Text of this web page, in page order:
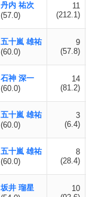
丹内 祐次
(57.0)
11
(212.1)
五十嵐 雄祐
(60.0)
9
(57.8)
石神 深一
(60.0)
14
(81.2)
五十嵐 雄祐
(60.0)
3
(6.4)
五十嵐 雄祐
(60.0)
8
(28.4)
坂井 瑠星
10